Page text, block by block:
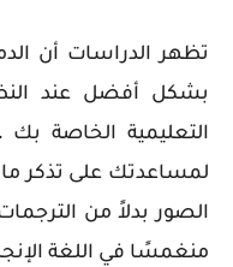
تظهر الدراسات أن
بشكل أفضل عند
التعليمية الخاصة بك
لمساعدتك على تذكر
الصور بدلاً من
منغمسًا في اللغة